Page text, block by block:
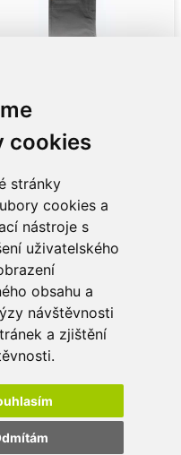
cookies
stránky
cookies a
nástroje s
uživatelského
obsahu a
návštěvnosti
a zjištění
Cena od510,35Kč